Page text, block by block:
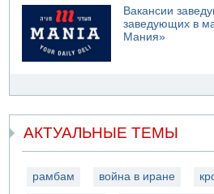
Вакансии
заведующих в
Мания»
АКТУАЛЬНЫЕ ТЕМЫ
рамбам война в иране